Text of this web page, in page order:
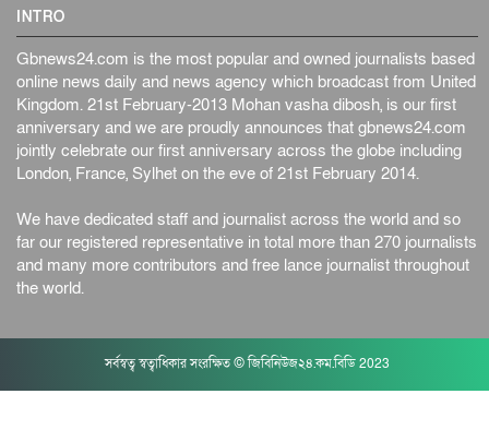
INTRO
Gbnews24.com is the most popular and owned journalists based
online news daily and news agency which broadcast from United
Kingdom. 21st February-2013 Mohan vasha dibosh, is our first
anniversary and we are proudly announces that gbnews24.com
jointly celebrate our first anniversary across the globe including
London, France, Sylhet on the eve of 21st February 2014.
We have dedicated staff and journalist across the world and so
far our registered representative in total more than 270 journalists
and many more contributors and free lance journalist throughout
the world.
সর্বস্বত্ব স্বত্বাধিকার সংরক্ষিত © জিবিনিউজ২৪.কম.বিডি 2023